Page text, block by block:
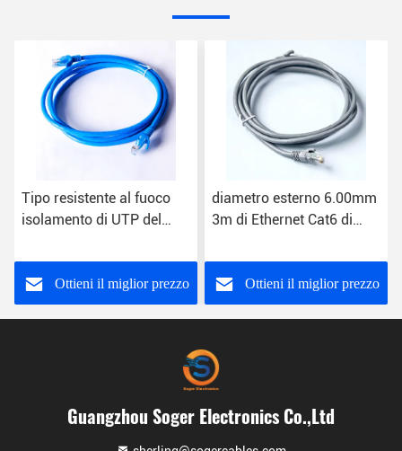
Tipo resistente al fuoco
isolamento di UTP del
dell'HDPE
Ottieni il miglior prezzo
diametro esterno 6.00mm
3m di Ethernet Cat6 di
della toppa
Ottieni il miglior prezzo
Guangzhou Soger Electronics Co.,Ltd